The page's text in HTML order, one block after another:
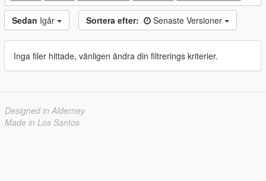
Sedan Igår Sortera efter: Senaste Versioner
Inga filer hittade, vänligen ändra din filtrerings kriterier.
Designed in Alderney
Made in Los Santos